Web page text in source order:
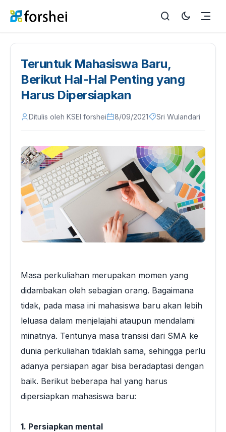
Teruntuk Mahasiswa Baru,
Berikut Hal-Hal Penting yang
Harus Dipersiapkan
Ditulis oleh KSEI forshei 8/09/2021 Sri Wulandari
Masa perkuliahan merupakan momen yang
didambakan oleh sebagian orang. Bagaimana
tidak, pada masa ini mahasiswa baru akan lebih
leluasa dalam menjelajahi ataupun mendalami
minatnya. Tentunya masa transisi dari SMA ke
dunia perkuliahan tidaklah sama, sehingga perlu
adanya persiapan agar bisa beradaptasi dengan
baik. Berikut beberapa hal yang harus
dipersiapkan mahasiswa baru:
1. Persiapkan mental